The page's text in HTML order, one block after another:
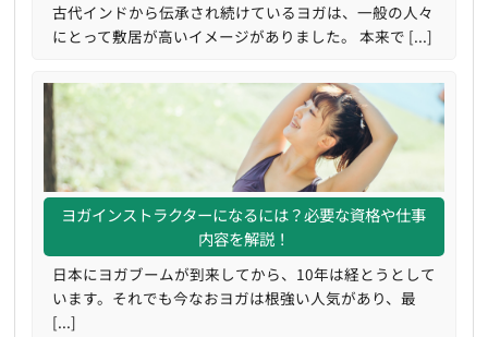
古代インドから伝承され続けているヨガは、一般の人々
にとって敷居が高いイメージがありました。 本来で [...]
ヨガインストラクターになるには？必要な資格や仕事
内容を解説！
日本にヨガブームが到来してから、10年は経とうとして
います。それでも今なおヨガは根強い人気があり、最
[...]